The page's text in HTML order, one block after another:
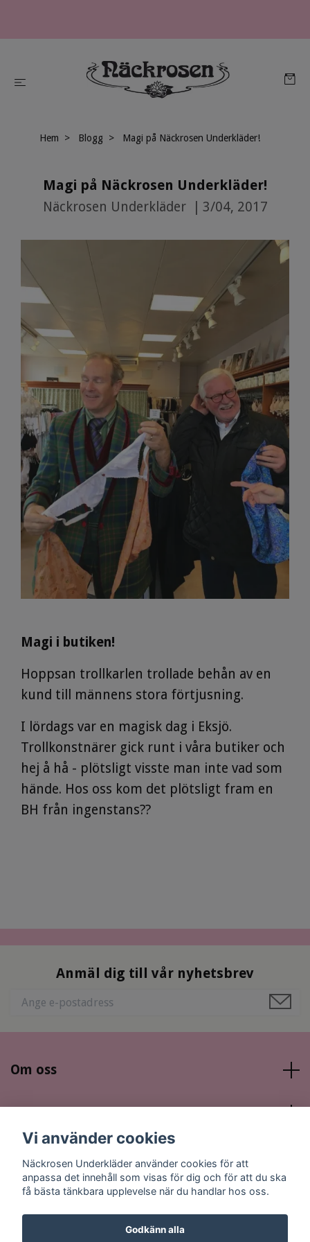
Hem Blogg Magi på Näckrosen Underkläder!
Magi på Näckrosen Underkläder!
Näckrosen Underkläder 3/04, 2017
Magi i butiken!
Hoppsan trollkarlen trollade behån av en
kund till männens stora förtjusning.
I lördags var en magisk dag i Eksjö.
Trollkonstnärer gick runt i våra butiker och
hej å hå - plötsligt visste man inte vad som
hände. Hos oss kom det plötsligt fram en
BH från ingenstans??
Anmäl dig till vår nyhetsbrev
Om oss
Läs mer
Vi använder cookies
Näckrosen Underkläder använder cookies för att
anpassa det innehåll som visas för dig och för att du ska
få bästa tänkbara upplevelse när du handlar hos oss.
Godkänn alla